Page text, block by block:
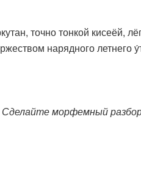
точно тонкой кисеёй,
нарядного летнего
морфемный